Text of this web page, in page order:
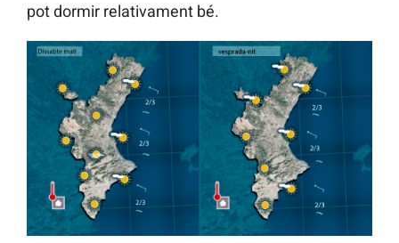
pot dormir relativament bé.